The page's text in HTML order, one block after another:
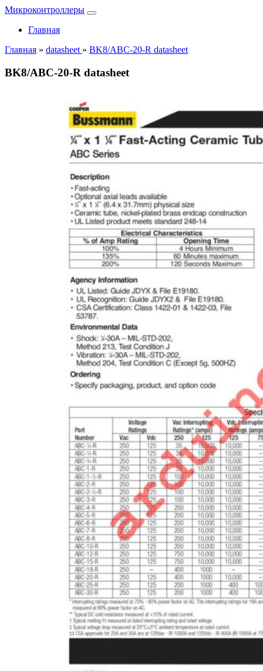
Микроконтроллеры
Главная
Главная » datasheet » BK8/ABC-20-R datasheet
BK8/ABC-20-R datasheet